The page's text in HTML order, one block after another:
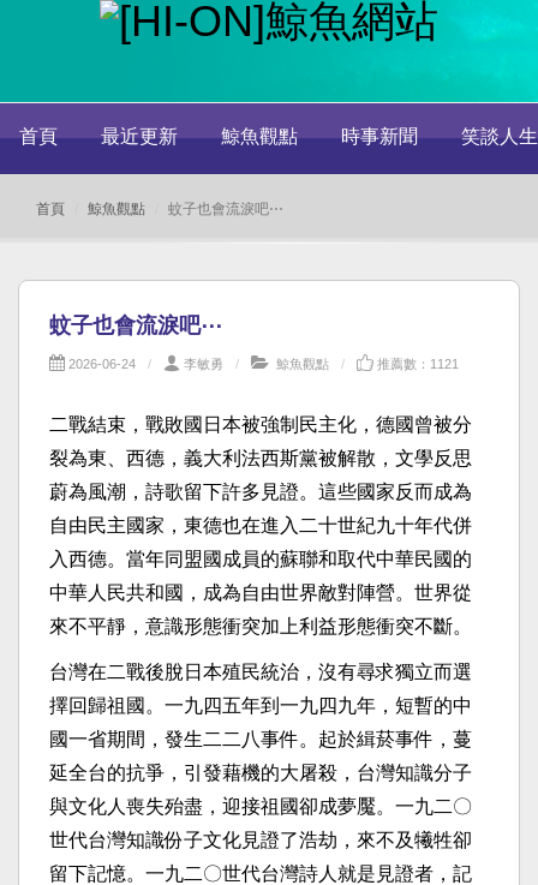
首頁 最近更新 鯨魚觀點 時事新聞 笑談人生
首頁 鯨魚觀點 蚊子也會流淚吧⋯
蚊子也會流淚吧⋯
2026-06-24 李敏勇 鯨魚觀點 推薦數：1121
二戰結束，戰敗國日本被強制民主化，德國曾被分
裂為東、西德，義大利法西斯黨被解散，文學反思
蔚為風潮，詩歌留下許多見證。這些國家反而成為
自由民主國家，東德也在進入二十世紀九十年代併
入西德。當年同盟國成員的蘇聯和取代中華民國的
中華人民共和國，成為自由世界敵對陣營。世界從
來不平靜，意識形態衝突加上利益形態衝突不斷。
台灣在二戰後脫日本殖民統治，沒有尋求獨立而選
擇回歸祖國。一九四五年到一九四九年，短暫的中
國一省期間，發生二二八事件。起於緝菸事件，蔓
延全台的抗爭，引發藉機的大屠殺，台灣知識分子
與文化人喪失殆盡，迎接祖國卻成夢魘。一九二〇
世代台灣知識份子文化見證了浩劫，來不及犧牲卻
留下記憶。一九二〇世代台灣詩人就是見證者，記